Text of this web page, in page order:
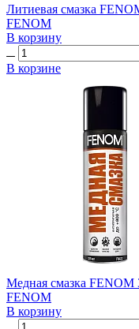
Литиевая смазка
FENOM
В корзину
В корзине
Медная смазка FENOM
FENOM
В корзину